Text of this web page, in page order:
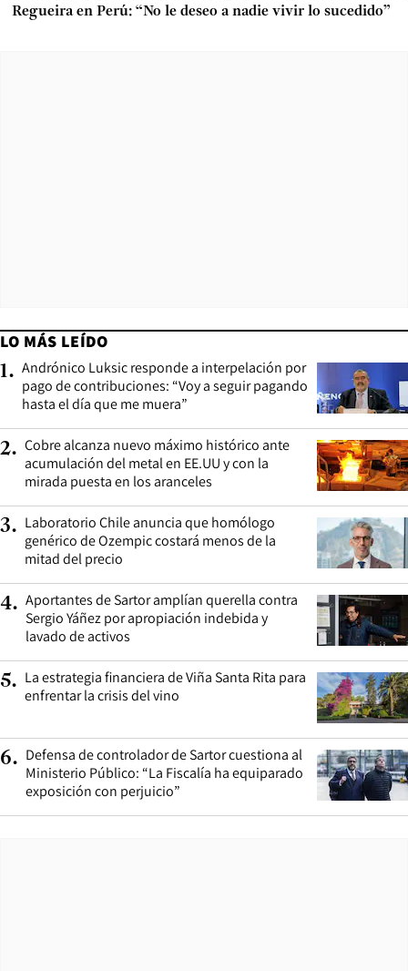
Regueira en Perú: “No le deseo a nadie vivir lo sucedido”
LO MÁS LEÍDO
1. Andrónico Luksic responde a interpelación por
pago de contribuciones: “Voy a seguir pagando
hasta el día que me muera”
2. Cobre alcanza nuevo máximo histórico ante
acumulación del metal en EE.UU y con la
mirada puesta en los aranceles
3. Laboratorio Chile anuncia que homólogo
genérico de Ozempic costará menos de la
mitad del precio
4. Aportantes de Sartor amplían querella contra
Sergio Yáñez por apropiación indebida y
lavado de activos
5. La estrategia financiera de Viña Santa Rita para
enfrentar la crisis del vino
6. Defensa de controlador de Sartor cuestiona al
Ministerio Público: “La Fiscalía ha equiparado
exposición con perjuicio”